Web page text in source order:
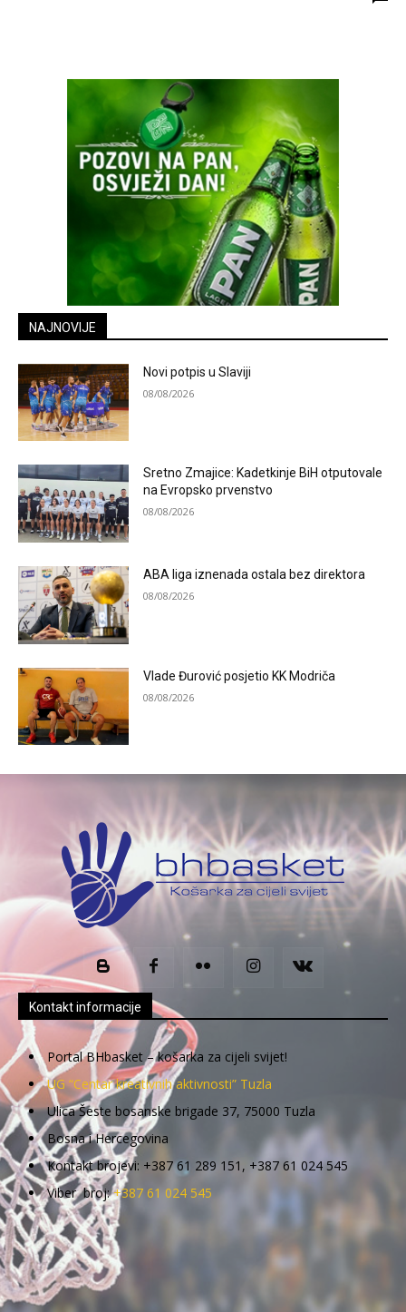
NAJNOVIJE
Novi potpis u Slaviji
08/08/2026
Sretno Zmajice: Kadetkinje BiH otputovale
na Evropsko prvenstvo
08/08/2026
ABA liga iznenada ostala bez direktora
08/08/2026
Vlade Đurović posjetio KK Modriča
08/08/2026
Kontakt informacije
Portal BHbasket – košarka za cijeli svijet!
UG “Centar kreativnih aktivnosti” Tuzla
Ulica Šeste bosanske brigade 37, 75000 Tuzla
Bosna i Hercegovina
Kontakt brojevi: +387 61 289 151, +387 61 024 545
Viber broj:+387 61 024 545